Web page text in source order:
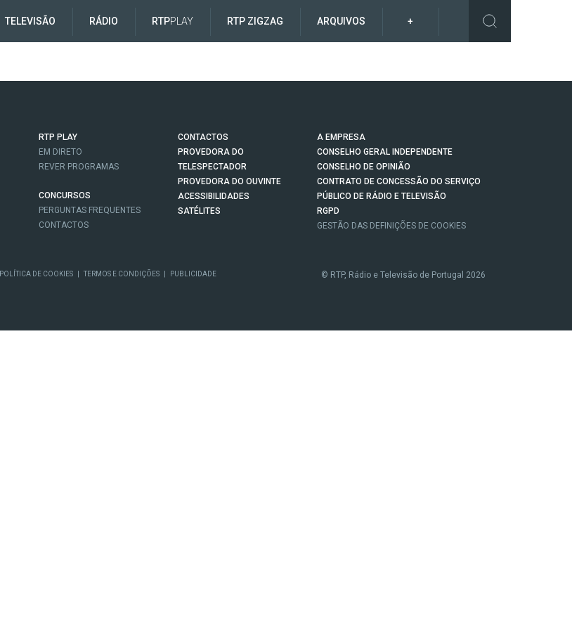
TELEVISÃO RÁDIO RTPPLAY RTP ZIGZAG ARQUIVOS +
RTP PLAY
EM DIRETO
REVER PROGRAMAS
CONCURSOS
PERGUNTAS FREQUENTES
CONTACTOS
CONTACTOS
PROVEDORA DO
TELESPECTADOR
PROVEDORA DO OUVINTE
ACESSIBILIDADES
SATÉLITES
A EMPRESA
CONSELHO GERAL INDEPENDENTE
CONSELHO DE OPINIÃO
CONTRATO DE CONCESSÃO DO SERVIÇO
PÚBLICO DE RÁDIO E TELEVISÃO
RGPD
GESTÃO DAS DEFINIÇÕES DE COOKIES
POLÍTICA DE COOKIES TERMOS E CONDIÇÕES PUBLICIDADE © RTP, Rádio e Televisão de Portugal 2026